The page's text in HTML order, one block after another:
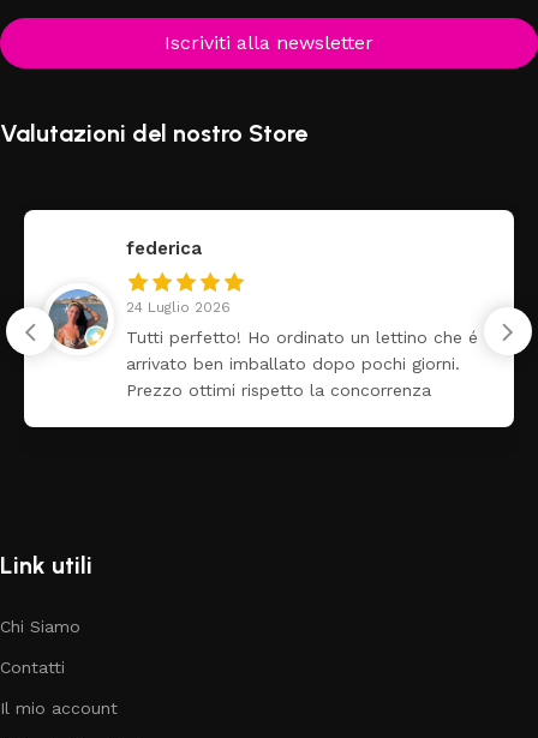
Iscriviti alla newsletter
Valutazioni del nostro Store
Claudia Marongiu
8 Luglio 2026
❤️
Link utili
Chi Siamo
Contatti
Il mio account